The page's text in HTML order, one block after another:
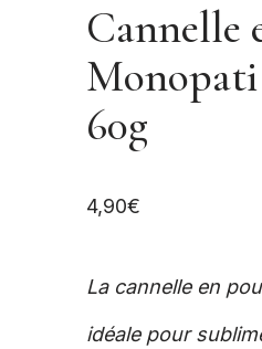
Cannelle
60g
4,90€
La cannelle en
idéale pour